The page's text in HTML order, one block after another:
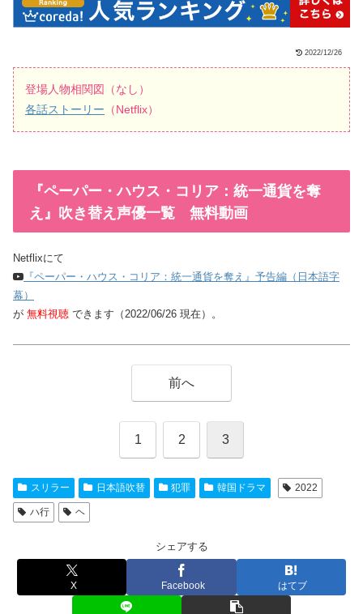
2022/12/26
登場人物相関図（なし）
各話ストーリー （Netflix）
『ペーパー・ハウス・コリア：統一通貨を奪
え』吹き替え声優一覧 無料動画
Netflixにて
『ペーパー・ハウス・コリア：統一通貨を奪え』予告編（日本語字
幕）
が 無料視聴 できます（2022/06/26 現在）。
前へ
1 2 3
スリラー 日本語吹替 犯罪 韓国ドラマ 2022
ハ行 ヘ
シェアする
X Facebook はてブ